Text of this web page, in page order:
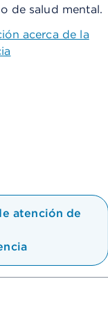
de salud mental.
acerca de la
atención de